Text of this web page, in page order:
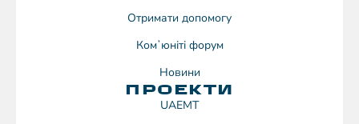
Отримати допомогу
Комʼюніті форум
Новини
ПРОЕКТИ
UAEMT